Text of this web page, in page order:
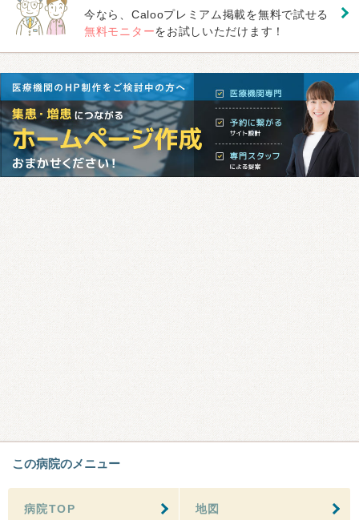
今なら、Calooプレミアム掲載を無料で試せる
無料モニターをお試しいただけます！
この病院のメニュー
病院TOP 地図